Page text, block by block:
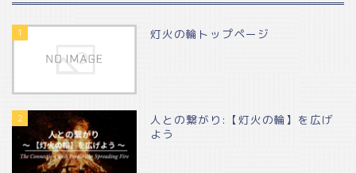
1 灯火の輪トップページ
2
人との繋がり:【灯火の輪】を広げ
よう